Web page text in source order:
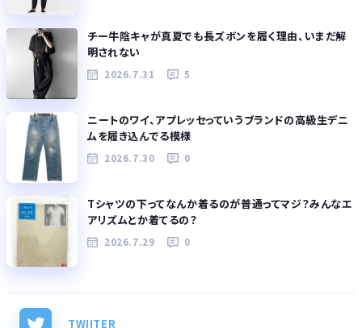
チー牛陰キャが真夏でも長ズボンを履く理由、いまだ解
明されない
2026.7.31 5
ニートのワイ、アプレッセっていうブランドの高級生デニ
ムを履き込んでる模様
2026.7.30 0
Tシャツの下ってなんか着るのが普通ってマジ？みんなエ
アリズムとか着てるの？
2026.7.29 0
TWIITER